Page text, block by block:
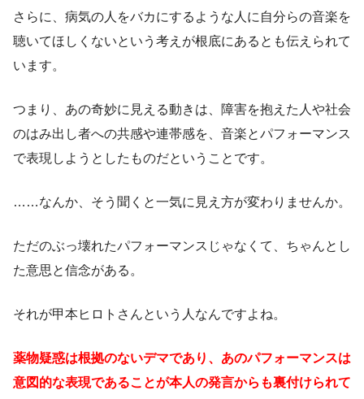
さらに、病気の人をバカにするような人に自分らの音楽を
聴いてほしくないという考えが根底にあるとも伝えられて
います。
つまり、あの奇妙に見える動きは、障害を抱えた人や社会
のはみ出し者への共感や連帯感を、音楽とパフォーマンス
で表現しようとしたものだということです。
……なんか、そう聞くと一気に見え方が変わりませんか。
ただのぶっ壊れたパフォーマンスじゃなくて、ちゃんとし
た意思と信念がある。
それが甲本ヒロトさんという人なんですよね。
薬物疑惑は根拠のないデマであり、あのパフォーマンスは
意図的な表現であることが本人の発言からも裏付けられて